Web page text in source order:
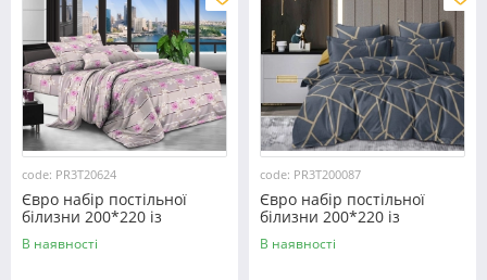
code: PR3T20624
Євро набір постільної
білизни 200*220 із
полікотону №20624
Черешенка™
В наявності
code: PR3T200087
Євро набір постільної
білизни 200*220 із
полікотону №200087
Черешенька™
В наявності